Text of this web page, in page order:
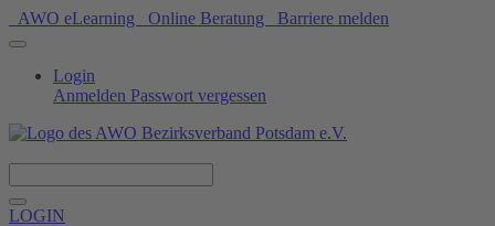
AWO eLearning Online Beratung Barriere melden
Login
Anmelden Passwort vergessen
LOGIN